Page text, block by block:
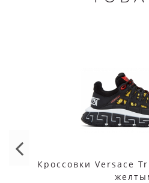
Кроссовки Versace